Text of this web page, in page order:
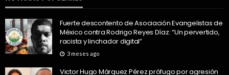
Fuerte descontento de Asociación Evangelistas de
México contra Rodrigo Reyes Díaz: “Un pervertido,
racista y linchador digital”
3 meses ago
Victor Hugo Márquez Pérez prófugo por agresión